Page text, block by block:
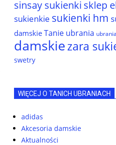
sinsay sukienki sklep
sukienkie sukienki hm
damskie Tanie ubrania
damskiezara
swetry
WIĘCEJ O TANICH UBRANIACH
adidas
Akcesoria damskie
Aktualności